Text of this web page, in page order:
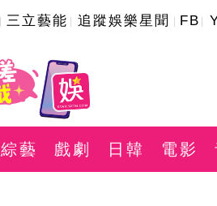
三立藝能 追蹤娛樂星聞 FB
綜藝 戲劇 日韓 電影